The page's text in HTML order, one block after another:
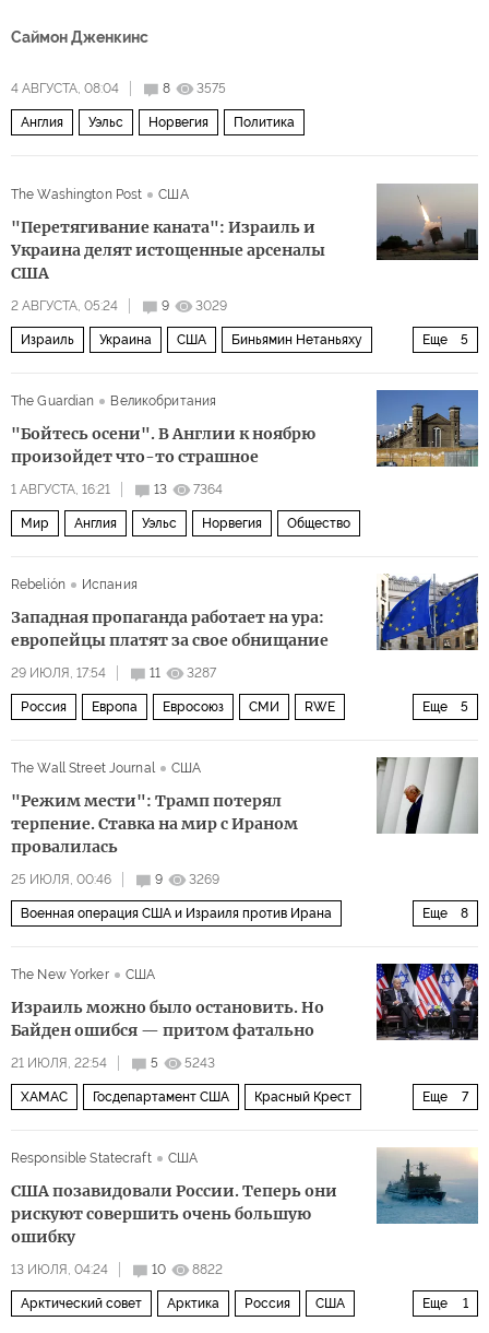
Саймон Дженкинс
4 АВГУСТА, 08:04 8 3575
Англия Уэльс Норвегия Политика
The Washington Post США
"Перетягивание каната": Израиль и
Украина делят истощенные арсеналы
США
2 АВГУСТА, 05:24 9 3029
Еще 5
Израиль Украина США Биньямин Нетаньяху
The Guardian Великобритания
"Бойтесь осени". В Англии к ноябрю
произойдет что-то страшное
1 АВГУСТА, 16:21 13 7364
Мир Англия Уэльс Норвегия Общество
Rebelión Испания
Западная пропаганда работает на ура:
европейцы платят за свое обнищание
29 ИЮЛЯ, 17:54 11 3287
Еще 5
Россия Европа Евросоюз СМИ RWE
The Wall Street Journal
США
"Режим мести": Трамп потерял
терпение. Ставка на мир с Ираном
провалилась
25 ИЮЛЯ, 00:46 9 3269
Еще 8
Военная операция США и Израиля против Ирана
Джаред Кушнер
Белый дом
The New Yorker США
Израиль можно было остановить. Но
Байден ошибся — притом фатально
21 ИЮЛЯ, 22:54 5 5243
Еще 7
ХАМАС Госдепартамент США Красный Крест
Политика
Responsible Statecraft США
США позавидовали России. Теперь они
рискуют совершить очень большую
ошибку
13 ИЮЛЯ, 04:24 10 8822
Еще 1
Арктический совет Арктика Россия США